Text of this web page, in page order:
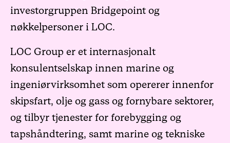
investorgruppen Bridgepoint og
nøkkelpersoner i LOC.
LOC Group er et internasjonalt
konsulentselskap innen marine og
ingeniørvirksomhet som opererer innenfor
skipsfart, olje og gass og fornybare sektorer,
og tilbyr tjenester for forebygging og
tapshåndtering, samt marine og tekniske